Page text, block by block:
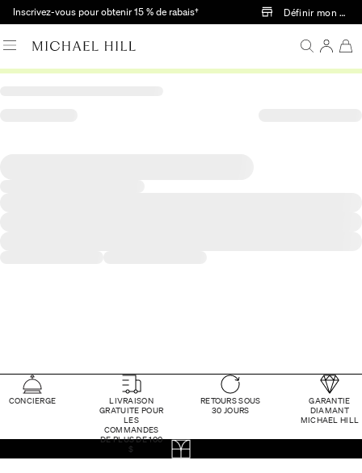
Passer au contenu principal
Inscrivez-vous pour obtenir 15 % de rabais† Définir mon
CONCIERGE
LIVRAISON
GRATUITE POUR
LES
COMMANDES
DE PLUS DE 100
$
RETOURS SOUS
30 JOURS
GARANTIE
DIAMANT
MICHAEL HILL